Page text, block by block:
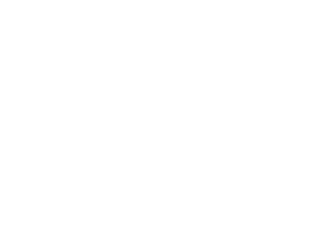
consulta la nostra